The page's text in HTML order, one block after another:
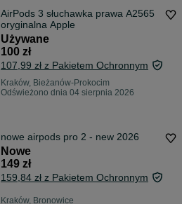
AirPods 3 słuchawka prawa A2565
oryginalna Apple
Używane
100 zł
107,99 zł z Pakietem Ochronnym
Kraków, Bieżanów-Prokocim
Odświeżono dnia 04 sierpnia 2026
nowe airpods pro 2 - new 2026
Nowe
149 zł
159,84 zł z Pakietem Ochronnym
Kraków, Bronowice